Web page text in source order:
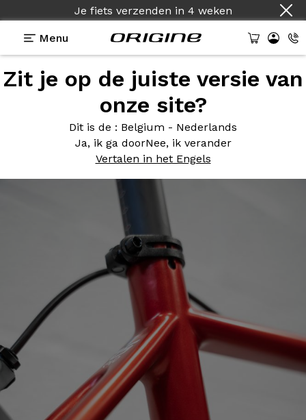
Je fiets verzenden in 4 weken
Menu
Zit je op de juiste versie van
onze site?
Dit is de : Belgium - Nederlands
Ja, ik ga doorNee, ik verander
Vertalen in het Engels
Photos> Axxome RS Evo Rouge Flamme Satiné
Axxome RSEvo Rouge
Flamme Satiné